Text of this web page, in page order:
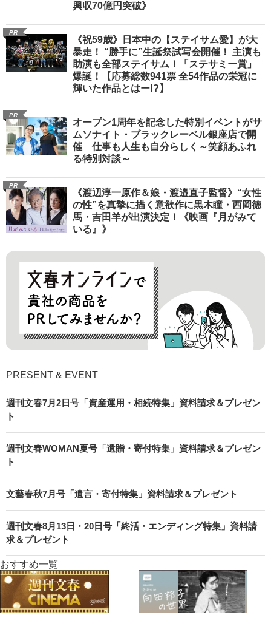
興収70億円突破》
PR
《祝59歳》日本中の【ステイサム愛】が大
暴走！ “勝手に”生誕祭試写会開催！ 主演も
助演も全部ステイサム！「ステサミー賞」
爆誕！【応募総数941票 全54作品の栄冠に
輝いた作品とはー!?】
PR
オープン1周年を記念した特別イベントがサ
ムソナイト・ブラックレーベル銀座店で開
催 仕事も人生も自分らしく～笑顔あふれ
る特別対談～
PR
《渡辺淳一原作＆娘・渡邉直子監督》“女性
の性”を真摯に描く意欲作に黒木瞳・西岡德
馬・吉田羊が出演決定！《映画『月がみて
いる』》
PRESENT & EVENT
週刊文春7月2日号「資産運用・相続特集」資料請求＆プレゼン
ト
週刊文春WOMAN夏号「遺贈・寄付特集」資料請求＆プレゼン
ト
文藝春秋7月号「遺言・寄付特集」資料請求＆プレゼント
週刊文春8月13日・20日号「終活・エンディング特集」資料請
求＆プレゼント
おすすめ一覧